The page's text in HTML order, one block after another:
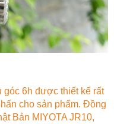
góc 6h được thiết kế rất
cho sản phẩm. Đồng
Bản MIYOTA JR10,